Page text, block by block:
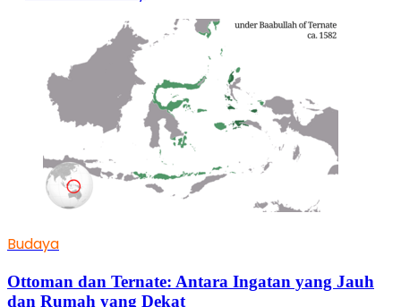
Budaya
Ottoman dan Ternate: Antara Ingatan yang Jauh
dan Rumah yang Dekat